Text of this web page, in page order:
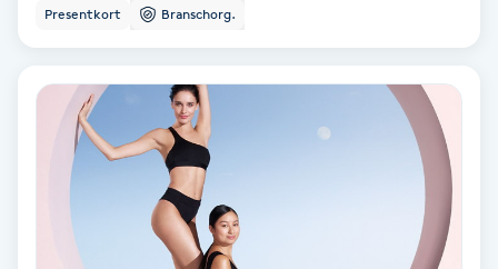
Piercing
Pigmentfläckar
Powder brows
Presentkort Branschorg.